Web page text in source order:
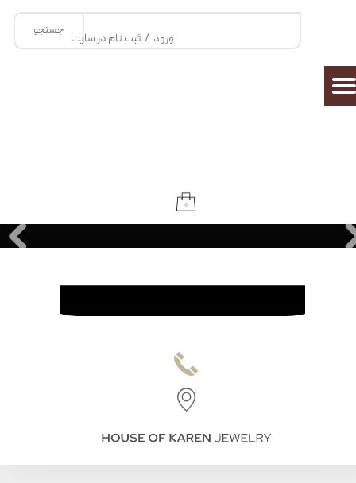
جستجو
۰
ورود / ثبت نام در سایت
تغییر گذر واژه
سفارشات